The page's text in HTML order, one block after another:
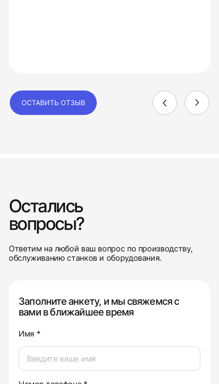
ОСТАВИТЬ ОТЗЫВ
Остались
вопросы?
Ответим на любой ваш вопрос по производству,
обслуживанию станков и оборудования.
Заполните анкету, и мы свяжемся с
вами в ближайшее время
Имя *